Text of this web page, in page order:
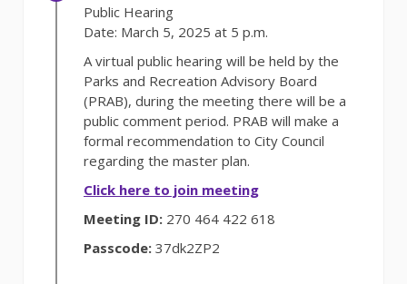
Public Hearing
Date: March 5, 2025 at 5 p.m.
A virtual public hearing will be held by the
Parks and Recreation Advisory Board
(PRAB), during the meeting there will be a
public comment period. PRAB will make a
formal recommendation to City Council
regarding the master plan.
Click here to join meeting(External link)
Meeting ID: 270 464 422 618
Passcode: 37dk2ZP2